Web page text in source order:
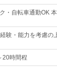
自転車通勤OK
験・能力を考慮の
20時間程